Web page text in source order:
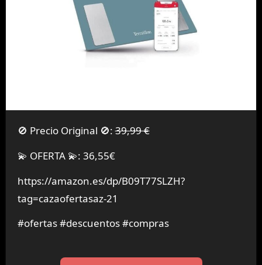
🚫 Precio Original 🚫:39,99 €
💫 OFERTA 💫: 36,55€
https://amazon.es/dp/B09T77SLZH?
tag=cazaofertasaz-21
#ofertas #descuentos #compras